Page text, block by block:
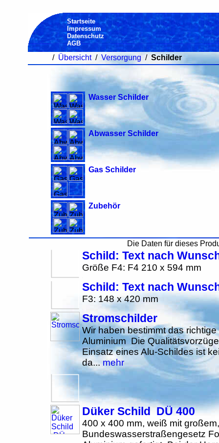
Startseite
Impressum
Datenschutz
AGB
/ Übersicht/ Versorgung / Schilder
Wasser Schilder
Abwasser Schilder
Gas Schilder
Zubehör
Die Daten für dieses
Schild: Text nach
Größe F4: F4 210 x 594 mm
Schild: Text nach
F3: 148 x 420 mm
Stromschilder
Wir haben bestimmt das
Aluminium Die
Einsatz eines Alu-Schildes ist
da... mehr
Düker Schild DÜ 400
400 x 400 mm, weiß mit
Bundeswasserstraßengesetz